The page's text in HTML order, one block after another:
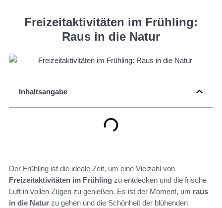
Freizeitaktivitäten im Frühling:
Raus in die Natur
Inhaltsangabe
Der Frühling ist die ideale Zeit, um eine Vielzahl von
Freizeitaktivitäten im Frühling zu entdecken und die frische
Luft in vollen Zügen zu genießen. Es ist der Moment, um raus
in die Natur zu gehen und die Schönheit der blühenden